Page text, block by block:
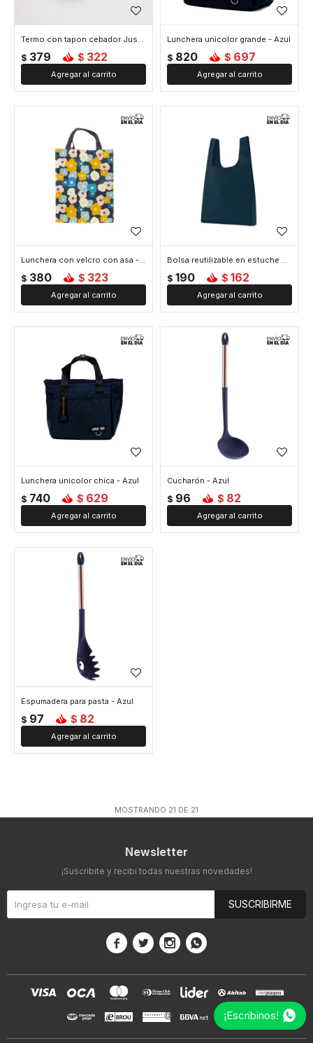
Termo con tapon cebador Just Love 350 ml - Azul
$ 379 $ 322
Lunchera unicolor grande - Azul
$ 820 $ 697
Lunchera con velcro con asa - Azul
$ 380 $ 323
Bolsa reutilizable en estuche color liso - Azul
$ 190 $ 162
Lunchera unicolor chica - Azul
$ 740 $ 629
Cucharón - Azul
$ 96 $ 82
Espumadera para pasta - Azul
$ 97 $ 82
MOSTRANDO 21 DE 21
Newsletter
¡Suscribite y recibí todas nuestras novedades!
SUSCRIBIRME
   
¡Escribinos!